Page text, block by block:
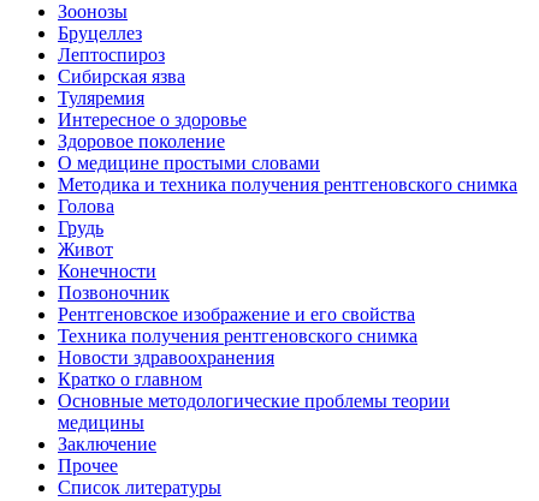
Зоонозы
Бруцеллез
Лептоспироз
Сибирская язва
Туляремия
Интересное о здоровье
Здоровое поколение
О медицине простыми словами
Методика и техника получения рентгеновского снимка
Голова
Грудь
Живот
Конечности
Позвоночник
Рентгеновское изображение и его свойства
Техника получения рентгеновского снимка
Новости здравоохранения
Кратко о главном
Основные методологические проблемы теории
медицины
Заключение
Прочее
Список литературы